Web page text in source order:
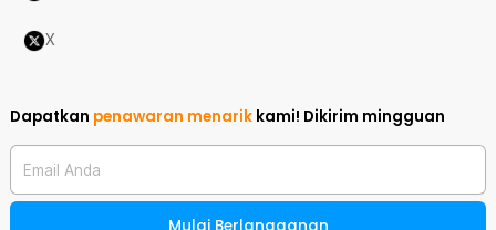
X
Dapatkan penawaran menarik kami! Dikirim mingguan
Email Anda